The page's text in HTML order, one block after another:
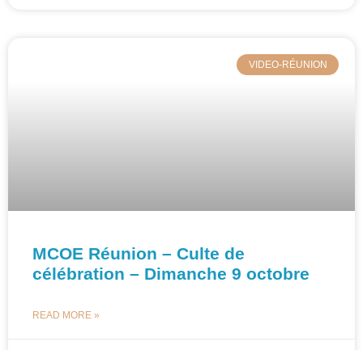
VIDEO-RÉUNION
MCOE Réunion – Culte de
célébration – Dimanche 9 octobre
READ MORE »